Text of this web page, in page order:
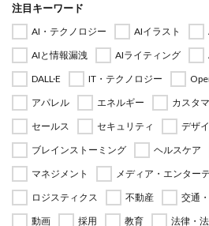
注目キーワード
AI・テクノロジー AIイラスト
AIと情報漏洩
AIライティング
DALL·E
IT・テクノロジー
アパレル
エネルギー カスタ
セールス
セキュリティ デザ
ブレインストーミング
ヘルスケア
マネジメント
メディア・エンター
ロジスティクス
不動産 交通
動画
採用 教育 法律・